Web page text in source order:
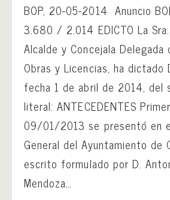
BOP, 20-05-2014 Anuncio
3.680 / 2.014 EDICTO La
Alcalde y Concejala Delegada
Obras y Licencias, ha
fecha 1 de abril de 2014, del
literal: ANTECEDENTES
09/01/2013 se presentó en
General del Ayuntamiento de
escrito formulado por D.
Mendoza…